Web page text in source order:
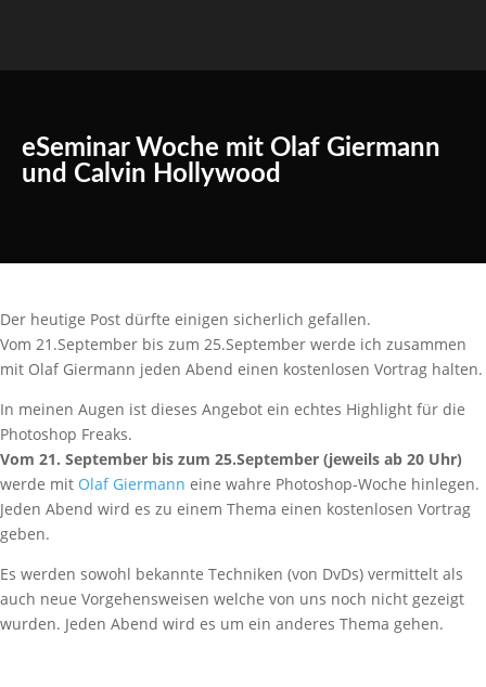
eSeminar Woche mit Olaf Giermann
und Calvin Hollywood
Der heutige Post dürfte einigen sicherlich gefallen.
Vom 21.September bis zum 25.September werde ich zusammen
mit Olaf Giermann jeden Abend einen kostenlosen Vortrag halten.
In meinen Augen ist dieses Angebot ein echtes Highlight für die
Photoshop Freaks.
Vom 21. September bis zum 25.September (jeweils ab 20 Uhr)
werde mit Olaf Giermann eine wahre Photoshop-Woche hinlegen.
Jeden Abend wird es zu einem Thema einen kostenlosen Vortrag
geben.
Es werden sowohl bekannte Techniken (von DvDs) vermittelt als
auch neue Vorgehensweisen welche von uns noch nicht gezeigt
wurden. Jeden Abend wird es um ein anderes Thema gehen.